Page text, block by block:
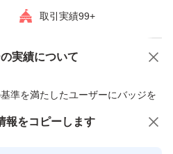
取引実績99+
実績について
準を満たしたユーザーにバッジを
商品への質問
報をコピーします
ススメ